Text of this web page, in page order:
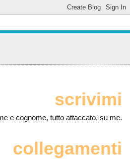
scrivimi
e cognome, tutto attaccato, su me.
collegamenti